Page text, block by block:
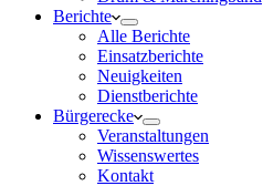
Berichte
Alle Berichte
Einsatzberichte
Neuigkeiten
Dienstberichte
Bürgerecke
Veranstaltungen
Wissenswertes
Kontakt